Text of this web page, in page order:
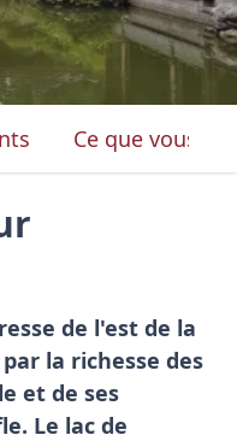
Ce que vous
de l'est de la
la richesse des
et de ses
Le lac de